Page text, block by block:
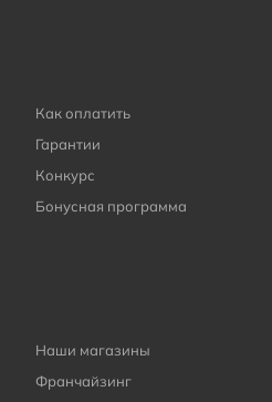
Как оплатить
Гарантии
Конкурс
Бонусная программа
Наши магазины
Франчайзинг